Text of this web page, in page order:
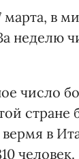
в
неделю
число
стране
в
человек.